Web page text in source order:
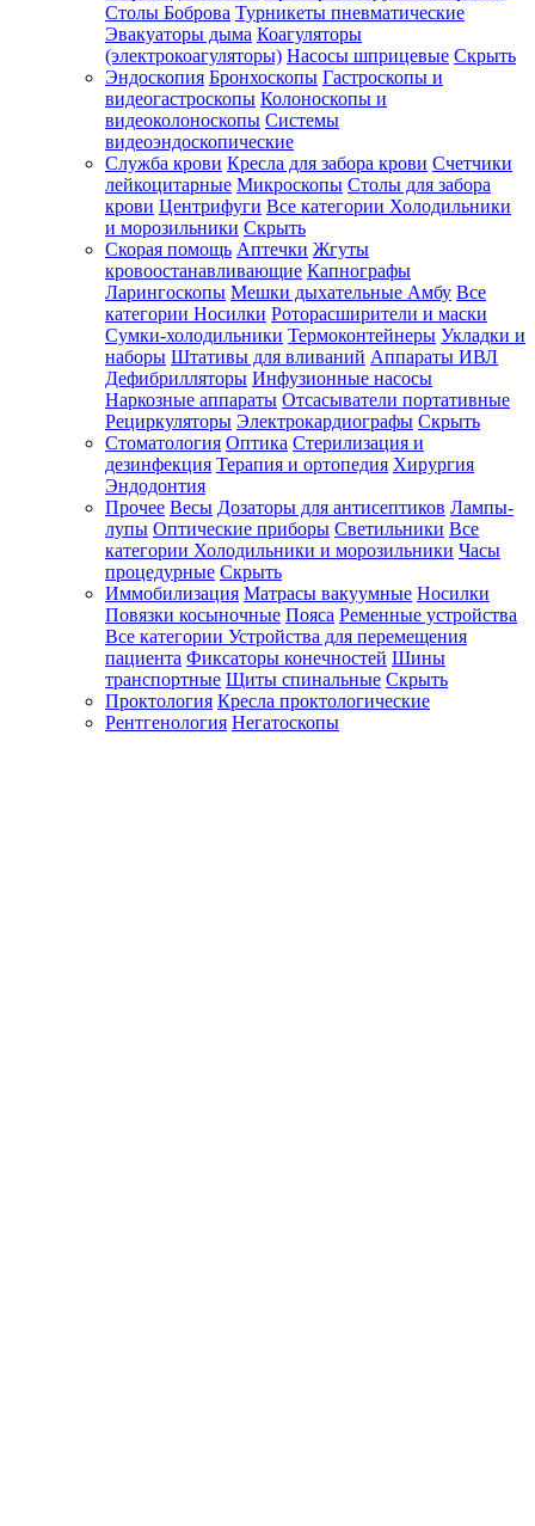
Столы Боброва Турникеты пневматические
Эвакуаторы дыма Коагуляторы
(электрокоагуляторы) Насосы шприцевые Скрыть
Эндоскопия Бронхоскопы Гастроскопы и
видеогастроскопы Колоноскопы и
видеоколоноскопы Системы
видеоэндоскопические
Служба крови Кресла для забора крови Счетчики
лейкоцитарные Микроскопы Столы для забора
крови Центрифуги Все категории Холодильники
и морозильники Скрыть
Скорая помощь Аптечки Жгуты
кровоостанавливающие Капнографы
Ларингоскопы Мешки дыхательные Амбу Все
категории Носилки Роторасширители и маски
Сумки-холодильники Термоконтейнеры Укладки и
наборы Штативы для вливаний Аппараты ИВЛ
Дефибрилляторы Инфузионные насосы
Наркозные аппараты Отсасыватели портативные
Рециркуляторы Электрокардиографы Скрыть
Стоматология Оптика Стерилизация и
дезинфекция Терапия и ортопедия Хирургия
Эндодонтия
Прочее Весы Дозаторы для антисептиков Лампы-
лупы Оптические приборы Светильники Все
категории Холодильники и морозильники Часы
процедурные Скрыть
Иммобилизация Матрасы вакуумные Носилки
Повязки косыночные Пояса Ременные устройства
Все категории Устройства для перемещения
пациента Фиксаторы конечностей Шины
транспортные Щиты спинальные Скрыть
Проктология Кресла проктологические
Рентгенология Негатоскопы